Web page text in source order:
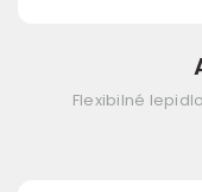
Flexibilné